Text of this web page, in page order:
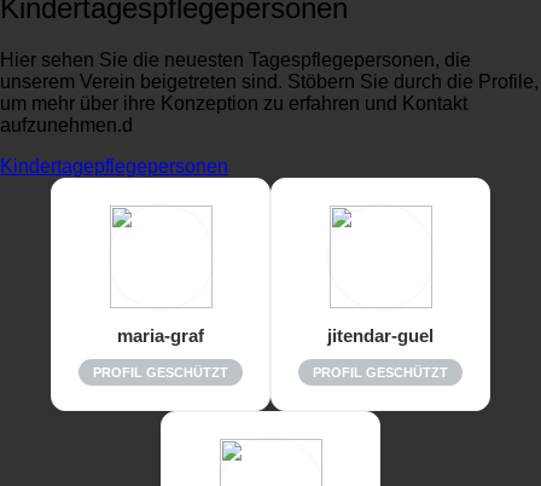
Kindertagespflegepersonen
Hier sehen Sie die neuesten Tagespflegepersonen, die
unserem Verein beigetreten sind. Stöbern Sie durch die Profile,
um mehr über ihre Konzeption zu erfahren und Kontakt
aufzunehmen.d
Kindertagepflegepersonen
maria-graf
PROFIL GESCHÜTZT
jitendar-guel
PROFIL GESCHÜTZT